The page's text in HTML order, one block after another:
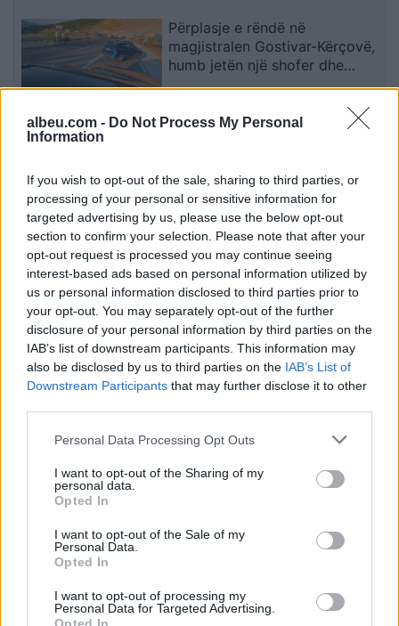
albeu.com - Do Not Process My Personal
Information
If you wish to opt-out of the sale, sharing to third parties, or
processing of your personal or sensitive information for
targeted advertising by us, please use the below opt-out
section to confirm your selection. Please note that after your
opt-out request is processed you may continue seeing
interest-based ads based on personal information utilized by
us or personal information disclosed to third parties prior to
your opt-out. You may separately opt-out of the further
disclosure of your personal information by third parties on the
IAB’s list of downstream participants. This information may
also be disclosed by us to third parties on the IAB’s List of
Downstream Participants that may further disclose it to other
Personal Data Processing Opt Outs
I want to opt-out of the Sharing of my
personal data.
Opted In
I want to opt-out of the Sale of my
Personal Data.
Opted In
I want to opt-out of processing my
Personal Data for Targeted Advertising.
Përplasje e rëndë në
magjistralen Gostivar-Kërçovë,
humb jetën një shofer dhe
plagoset rëndë një tjetër
Katër klubet e mëdha
sulmuesin e Brentfordit, Igor
Thiago
Esim for Global
Esim for USA Esim for Italy
for Turkey|Esim for Germany|Esim for Greece|